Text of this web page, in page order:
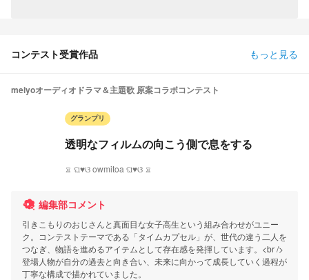
コンテスト受賞作品 もっと見る
meiyoオーディオドラマ＆主題歌 原案コラボコンテスト
グランプリ
透明なフィルムの向こう側で息をする
♖ ଘ♥ଓ owmitoa ଘ♥ଓ ♖
編集部コメント
引きこもりのおじさんと真面目な女子高生という組み合わせがユニー
ク。コンテストテーマである「タイムカプセル」が、世代の違う二人を
つなぎ、物語を進めるアイテムとして存在感を発揮しています。<br />
登場人物が自分の過去と向き合い、未来に向かって成長していく過程が
丁寧な構成で描かれていました。